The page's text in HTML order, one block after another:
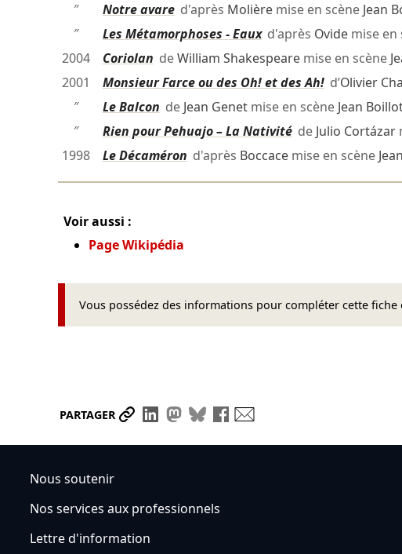
″
Notre avared'après Molièremise en scène Jean
″
Les Métamorphoses - Eauxd'après Ovidemise en
2004
Coriolan deWilliam Shakespearemise en scène
2001
Monsieur Farce ou des Oh! et des Ah!d’Olivier
″
Le Balcon de Jean Genetmise en scène Jean
″
Rien pour Pehuajo – La Nativitéde Julio Cortázar
1998
Le Décaméron d'après Boccacemise en scène
Voir aussi :
Page Wikipédia
Vous possédez des informations pour compléter cette
PARTAGER Partager le lien
Partager sur LinkedIn
Partager sur Mastodon
Partager sur Bluesky
Partager sur Facebook
Nous soutenir
Nos services aux professionnels
Lettre d'information